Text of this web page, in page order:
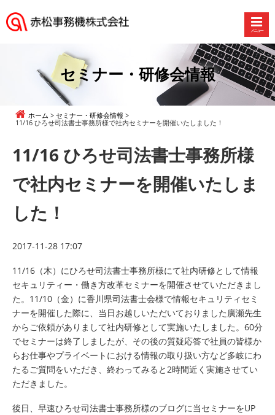
メニュー
社
セミナー・研修会情報
ホーム
セミナー・研修会情報
11/16 ひろせ司法書士事務所様で社内セミナーを開催いたしました！
11/16 ひろせ司法書士事務所様
で社内セミナーを開催いたしま
した！
2017-11-28 17:07
11/16（木）にひろせ司法書士事務所様にて社内研修として情報
セキュリティー・働き方改革セミナーを開催させていただきまし
た。11/10（金）に香川県司法書士会様で情報セキュリティセミ
ナーを開催した際に、当日お越しいただいておりました廣瀬先生
からご依頼がありまして社内研修として実施いたしました。60分
でセミナーは終了しましたが、その後の質疑応答で社員の皆様か
らお仕事やプライベートにおける情報の取り扱い方など多岐にわ
たるご質問をいただき、終わってみると2時間近く実施させてい
ただきました。
後日、早速ひろせ司法書士事務所様のブログに当セミナーをUP